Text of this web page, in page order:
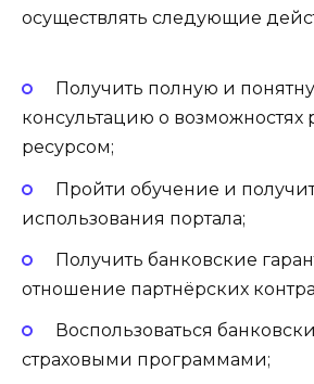
осуществлять следующие
Получить полную и
консультацию о возможностях
ресурсом;
Пройти обучение и
использования портала;
Получить банковские
отношение партнёрских
Воспользоваться
страховыми программами;